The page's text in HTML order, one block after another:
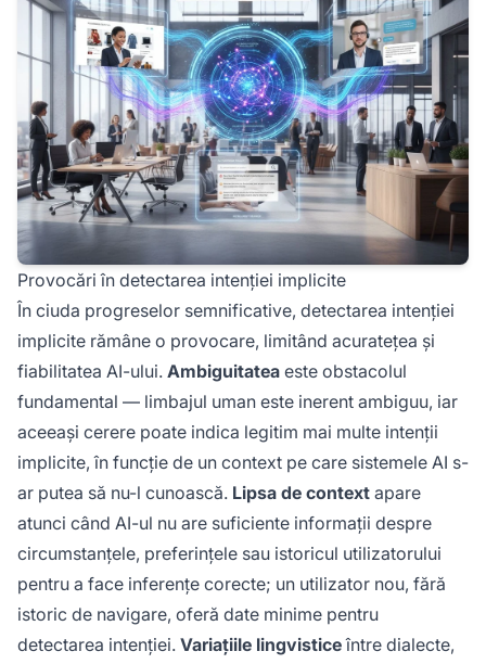
Provocări în detectarea intenției implicite
În ciuda progreselor semnificative, detectarea intenției
implicite rămâne o provocare, limitând acuratețea și
fiabilitatea AI-ului. Ambiguitatea este obstacolul
fundamental — limbajul uman este inerent ambiguu, iar
aceeași cerere poate indica legitim mai multe intenții
implicite, în funcție de un context pe care sistemele AI s-
ar putea să nu-l cunoască. Lipsa de context apare
atunci când AI-ul nu are suficiente informații despre
circumstanțele, preferințele sau istoricul utilizatorului
pentru a face inferențe corecte; un utilizator nou, fără
istoric de navigare, oferă date minime pentru
detectarea intenției. Variațiile lingvisticeîntre dialecte,